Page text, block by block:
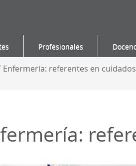
Profesionales
Enfermería: referentes en cuidados